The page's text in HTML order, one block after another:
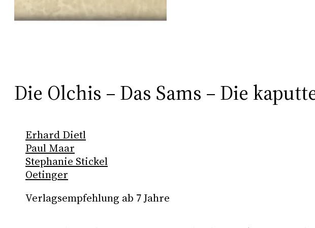
Die Olchis – Das Sams – Die
Erhard Dietl
Paul Maar
Stephanie Stickel
Oetinger
Verlagsempfehlung ab 7 Jahre